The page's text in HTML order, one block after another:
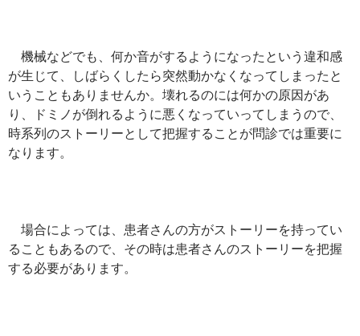
機械などでも、何か音がするようになったという違和感
が生じて、しばらくしたら突然動かなくなってしまったと
いうこともありませんか。壊れるのには何かの原因があ
り、ドミノが倒れるように悪くなっていってしまうので、
時系列のストーリーとして把握することが問診では重要に
なります。
場合によっては、患者さんの方がストーリーを持ってい
ることもあるので、その時は患者さんのストーリーを把握
する必要があります。